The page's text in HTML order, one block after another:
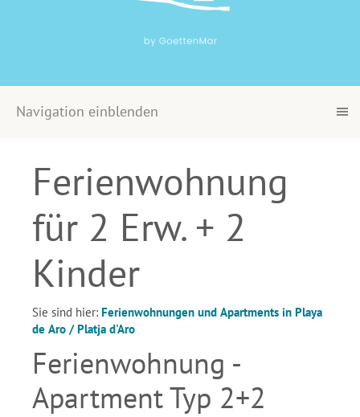
Navigation einblenden
Ferienwohnung
für 2 Erw. + 2
Kinder
Sie sind hier: Ferienwohnungen und Apartments in Playa
de Aro / Platja d'Aro
Ferienwohnung -
Apartment Typ 2+2